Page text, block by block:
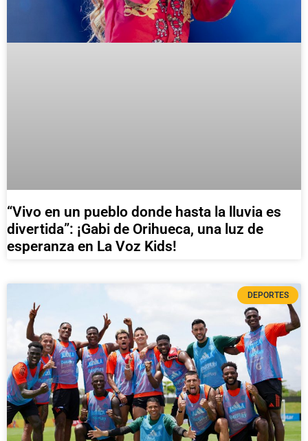
“Vivo en un pueblo donde hasta la lluvia es
divertida”: ¡Gabi de Orihueca, una luz de
esperanza en La Voz Kids!
DEPORTES